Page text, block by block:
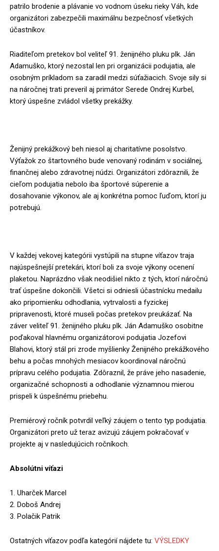
patrilo brodenie a plávanie vo vodnom úseku rieky Váh, kde
organizátori zabezpečili maximálnu bezpečnosť všetkých
účastníkov.
Riaditeľom pretekov bol veliteľ 91. ženijného pluku plk. Ján
Adamuško, ktorý nezostal len pri organizácii podujatia, ale
osobným príkladom sa zaradil medzi súťažiacich. Svoje sily si
na náročnej trati preveril aj primátor Serede Ondrej Kurbel,
ktorý úspešne zvládol všetky prekážky.
Ženijný prekážkový beh niesol aj charitatívne posolstvo.
Výťažok zo štartovného bude venovaný rodinám v sociálnej,
finančnej alebo zdravotnej núdzi. Organizátori zdôraznili, že
cieľom podujatia nebolo iba športové súperenie a
dosahovanie výkonov, ale aj konkrétna pomoc ľuďom, ktorí ju
potrebujú.
V každej vekovej kategórii vystúpili na stupne víťazov traja
najúspešnejší pretekári, ktorí boli za svoje výkony ocenení
plaketou. Naprázdno však neodišiel nikto z tých, ktorí náročnú
trať úspešne dokončili. Všetci si odniesli účastnícku medailu
ako pripomienku odhodlania, vytrvalosti a fyzickej
pripravenosti, ktoré museli počas pretekov preukázať. Na
záver veliteľ 91. ženijného pluku plk. Ján Adamuško osobitne
poďakoval hlavnému organizátorovi podujatia Jozefovi
Blahovi, ktorý stál pri zrode myšlienky Ženijného prekážkového
behu a počas mnohých mesiacov koordinoval náročnú
prípravu celého podujatia. Zdôraznil, že práve jeho nasadenie,
organizačné schopnosti a odhodlanie významnou mierou
prispeli k úspešnému priebehu.
Premiérový ročník potvrdil veľký záujem o tento typ podujatia.
Organizátori preto už teraz avizujú záujem pokračovať v
projekte aj v nasledujúcich ročníkoch.
Absolútni víťazi
1. Uharček Marcel
2. Doboš Andrej
3. Polačik Patrik
Ostatných víťazov podľa kategórií nájdete tu: VÝSLEDKY